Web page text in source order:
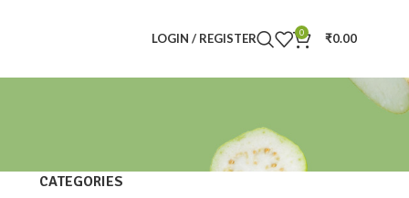
LOGIN / REGISTER 0 ₹0.00
CATEGORIES